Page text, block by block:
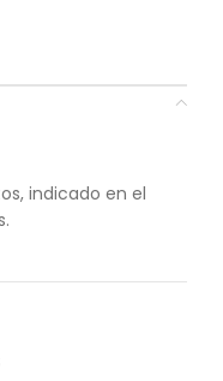
indicado en el